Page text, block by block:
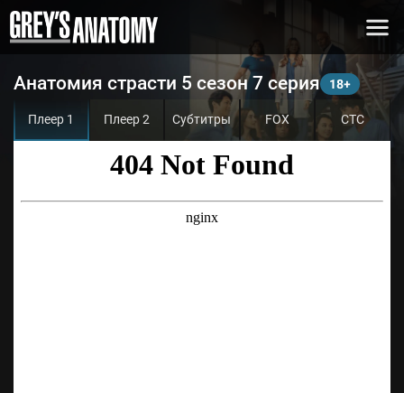
Анатомия страсти 5 сезон 7 серия
Плеер 1 Плеер 2 Субтитры FOX СТС